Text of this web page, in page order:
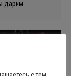
дарим…